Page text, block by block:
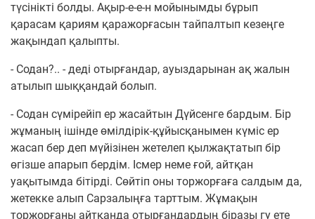
түсінікті болды. Ақыр-е-е-н мойынымды бұрып
қарасам қариям қаражорғасын тайпалтып кезеңге
жақындап қалыпты.
- Содан?.. - деді отырғандар, ауыздарынан ақ жалын
атылып шыққандай болып.
- Содан сүмірейіп ер жасайтын Дүйсенге бардым. Бір
жұманың ішінде өмілдірік-құйысқанымен күміс ер
жасап бер деп мүйізінен жетелеп қылжақтатып бір
өгізше апарып бердім. Ісмер неме ғой, айтқан
уақытымда бітірді. Сөйтіп оны торжорғаға салдым да,
жетекке алып Сарзалыңға тарттым. Жұмақын
торжорғаны айтқанда отырғандардың біразы гу ете